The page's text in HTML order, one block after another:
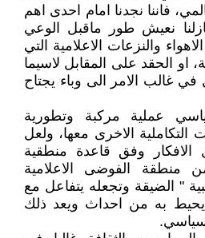
فاننا نجدنا امام احدى اهم
نعيش طور ماقبل الوعي
والنزعات الاعلامية التي
او الحقد على المقابل لاسيما
في غالب الامر الى وباء يجتاح
عملية مركبة وتطورية
التكاملية الاخرى معها، ولعل
وفق قاعدة منطقية
منطقة الفوضى الاعلامية
" الضيقة وتجعله يتفاعل مع
يحيط به من احداث ويعد ذلك